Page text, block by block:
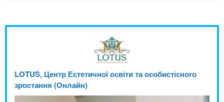
LOTUS, Центр Естетичної освіти та особистісного
зростання (Онлайн)